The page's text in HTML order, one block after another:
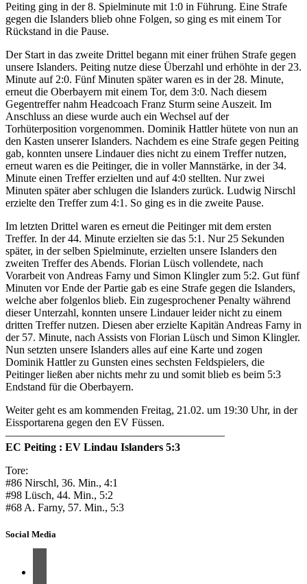
Peiting ging in der 8. Spielminute mit 1:0 in Führung. Eine Strafe
gegen die Islanders blieb ohne Folgen, so ging es mit einem Tor
Rückstand in die Pause.
Der Start in das zweite Drittel begann mit einer frühen Strafe gegen
unsere Islanders. Peiting nutze diese Überzahl und erhöhte in der 23.
Minute auf 2:0. Fünf Minuten später waren es in der 28. Minute,
erneut die Oberbayern mit einem Tor, dem 3:0. Nach diesem
Gegentreffer nahm Headcoach Franz Sturm seine Auszeit. Im
Anschluss an diese wurde auch ein Wechsel auf der
Torhüterposition vorgenommen. Dominik Hattler hütete von nun an
den Kasten unserer Islanders. Nachdem es eine Strafe gegen Peiting
gab, konnten unsere Lindauer dies nicht zu einem Treffer nutzen,
erneut waren es die Peitinger, die in voller Mannstärke, in der 34.
Minute einen Treffer erzielten und auf 4:0 stellten. Nur zwei
Minuten später aber schlugen die Islanders zurück. Ludwig Nirschl
erzielte den Treffer zum 4:1. So ging es in die zweite Pause.
Im letzten Drittel waren es erneut die Peitinger mit dem ersten
Treffer. In der 44. Minute erzielten sie das 5:1. Nur 25 Sekunden
später, in der selben Spielminute, erzielten unsere Islanders den
zweiten Treffer des Abends. Florian Lüsch vollendete, nach
Vorarbeit von Andreas Farny und Simon Klingler zum 5:2. Gut fünf
Minuten vor Ende der Partie gab es eine Strafe gegen die Islanders,
welche aber folgenlos blieb. Ein zugesprochener Penalty während
dieser Unterzahl, konnten unsere Lindauer leider nicht zu einem
dritten Treffer nutzen. Diesen aber erzielte Kapitän Andreas Farny in
der 57. Minute, nach Assists von Florian Lüsch und Simon Klingler.
Nun setzten unsere Islanders alles auf eine Karte und zogen
Dominik Hattler zu Gunsten eines sechsten Feldspielers, die
Peitinger ließen aber nichts mehr zu und somit blieb es beim 5:3
Endstand für die Oberbayern.
Weiter geht es am kommenden Freitag, 21.02. um 19:30 Uhr, in der
Eissportarena gegen den EV Füssen.
————————————————————
EC Peiting : EV Lindau Islanders 5:3
Tore:
#86 Nirschl, 36. Min., 4:1
#98 Lüsch, 44. Min., 5:2
#68 A. Farny, 57. Min., 5:3
Social Media